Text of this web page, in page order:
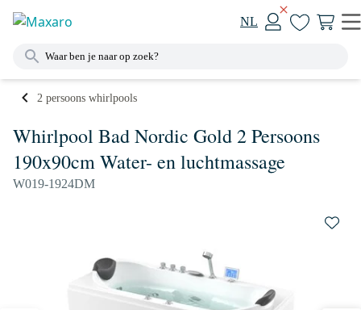
NL
2 persoons whirlpools
Whirlpool Bad Nordic Gold 2 Persoons
190x90cm Water- en luchtmassage
W019-1924DM